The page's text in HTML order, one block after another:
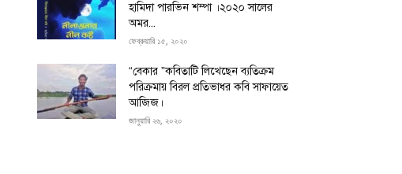
হামিদা পারভিন শম্পা ।২০২০ সালের
অমর...
ফেব্রুয়ারি ১৫, ২০২০
“বেকার ”কবিতাটি লিখেছেন ব্যতিক্রম
পরিক্রমায় বিরল প্রতিভাধর কবি সাফায়েত
আজিজ।
জানুয়ারি ২৬, ২০২০